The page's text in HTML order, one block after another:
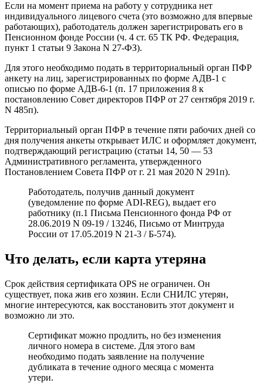
Если на момент приема на работу у сотрудника нет
индивидуального лицевого счета (это возможно для впервые
работающих), работодатель должен зарегистрировать его в
Пенсионном фонде России (ч. 4 ст. 65 ТК РФ. Федерация,
пункт 1 статьи 9 Закона N 27-ФЗ).
Для этого необходимо подать в территориальный орган ПФР
анкету на лиц, зарегистрированных по форме АДВ-1 с
описью по форме АДВ-6-1 (п. 17 приложения 8 к
постановлению Совет директоров ПФР от 27 сентября 2019 г.
N 485п).
Территориальный орган ПФР в течение пяти рабочих дней со
дня получения анкеты открывает ИЛС и оформляет документ,
подтверждающий регистрацию (статьи 14, 50 — 53
Административного регламента, утвержденного
Постановлением Совета ПФР от г. 21 мая 2020 N 291п).
Работодатель, получив данный документ
(уведомление по форме ADI-REG), выдает его
работнику (п.1 Письма Пенсионного фонда РФ от
28.06.2019 N 09-19 / 13246, Письмо от Минтруда
России от 17.05.2019 N 21-3 / Б-574).
Что делать, если карта утеряна
Срок действия сертификата OPS не ограничен. Он
существует, пока жив его хозяин. Если СНИЛС утерян,
многие интересуются, как восстановить этот документ и
возможно ли это.
Сертификат можно продлить, но без изменения
личного номера в системе. Для этого вам
необходимо подать заявление на получение
дубликата в течение одного месяца с момента
утери.